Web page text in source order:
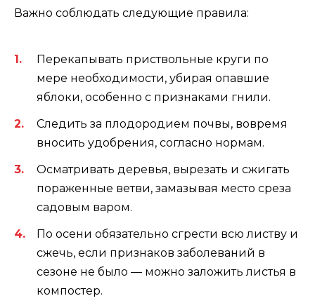
Важно соблюдать следующие правила:
Перекапывать приствольные круги по
мере необходимости, убирая опавшие
яблоки, особенно с признаками гнили.
Следить за плодородием почвы, вовремя
вносить удобрения, согласно нормам.
Осматривать деревья, вырезать и сжигать
пораженные ветви, замазывая место среза
садовым варом.
По осени обязательно сгрести всю листву и
сжечь, если признаков заболеваний в
сезоне не было — можно заложить листья в
компостер.